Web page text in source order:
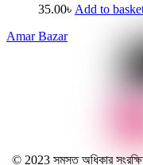
35.00৳ Add to
Amar Bazar
© 2023 সমস্ত অধিকার